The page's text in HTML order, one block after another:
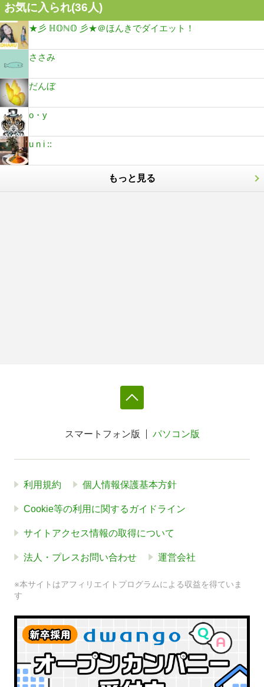
お気に入られ(36人)
★彡 ℍ𝕆ℕ𝕆 彡★＠ほんきでダイエット！
ささみ
だんぼ
o・y
u n i ::
もっと見る
スマートフォン版 パソコン版
利用規約 個人情報保護基本方針
Cookie等の利用に関するガイドライン
サイトアクセス情報の取得について
法人・プレスお問い合わせ 運営会社
※本サイトはアフィリエイトプログラムによる収益を得ていま
す